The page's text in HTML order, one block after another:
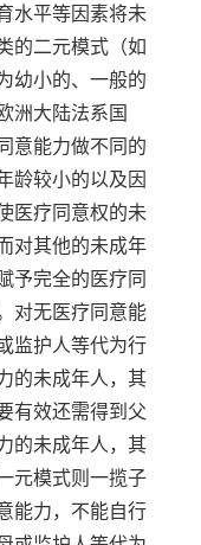
水平等因素将未
的二元模式（如
幼小的、一般的
洲大陆法系国
意能力做不同的
龄较小的以及因
医疗同意权的未
对其他的未成年
予完全的医疗同
对无医疗同意能
监护人等代为行
的未成年人，其
有效还需得到父
的未成年人，其
元模式则一揽子
能力，不能自行